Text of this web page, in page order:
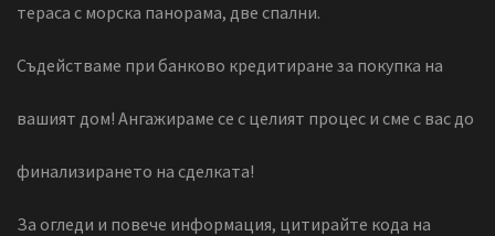
тераса с морска панорама, две спални.
Съдействаме при банково кредитиране за покупка на
вашият дом! Ангажираме се с целият процес и сме с вас до
финализирането на сделката!
За огледи и повече информация, цитирайте кода на